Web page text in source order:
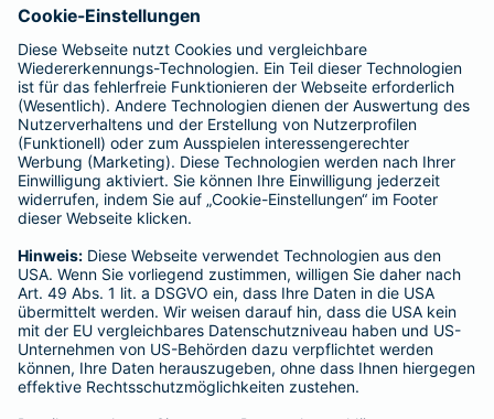
Barmenia ist Teil der BarmeniaGothaer
BELIEBTE SEITEN
Kranken-Zusatzversicherung
Tierversicherungen
Haftpflichtversicherung
Hausratversicherung
Adresse ändern
Schaden melden
Kilometerstandsmeldung
Serviceübersicht